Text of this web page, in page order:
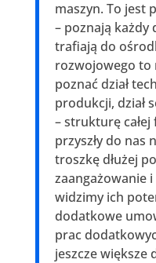
maszyn. To jest
– poznają każdy
trafiają do
rozwojowego to
poznać dział
produkcji, dział
– strukturę
przyszły do nas
troszkę dłużej
zaangażowanie
widzimy ich
dodatkowe
prac
jeszcze większe